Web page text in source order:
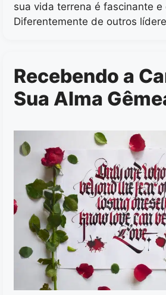
sua vida terrena é fascinante e
Diferentemente de outros
Recebendo a
Sua Alma